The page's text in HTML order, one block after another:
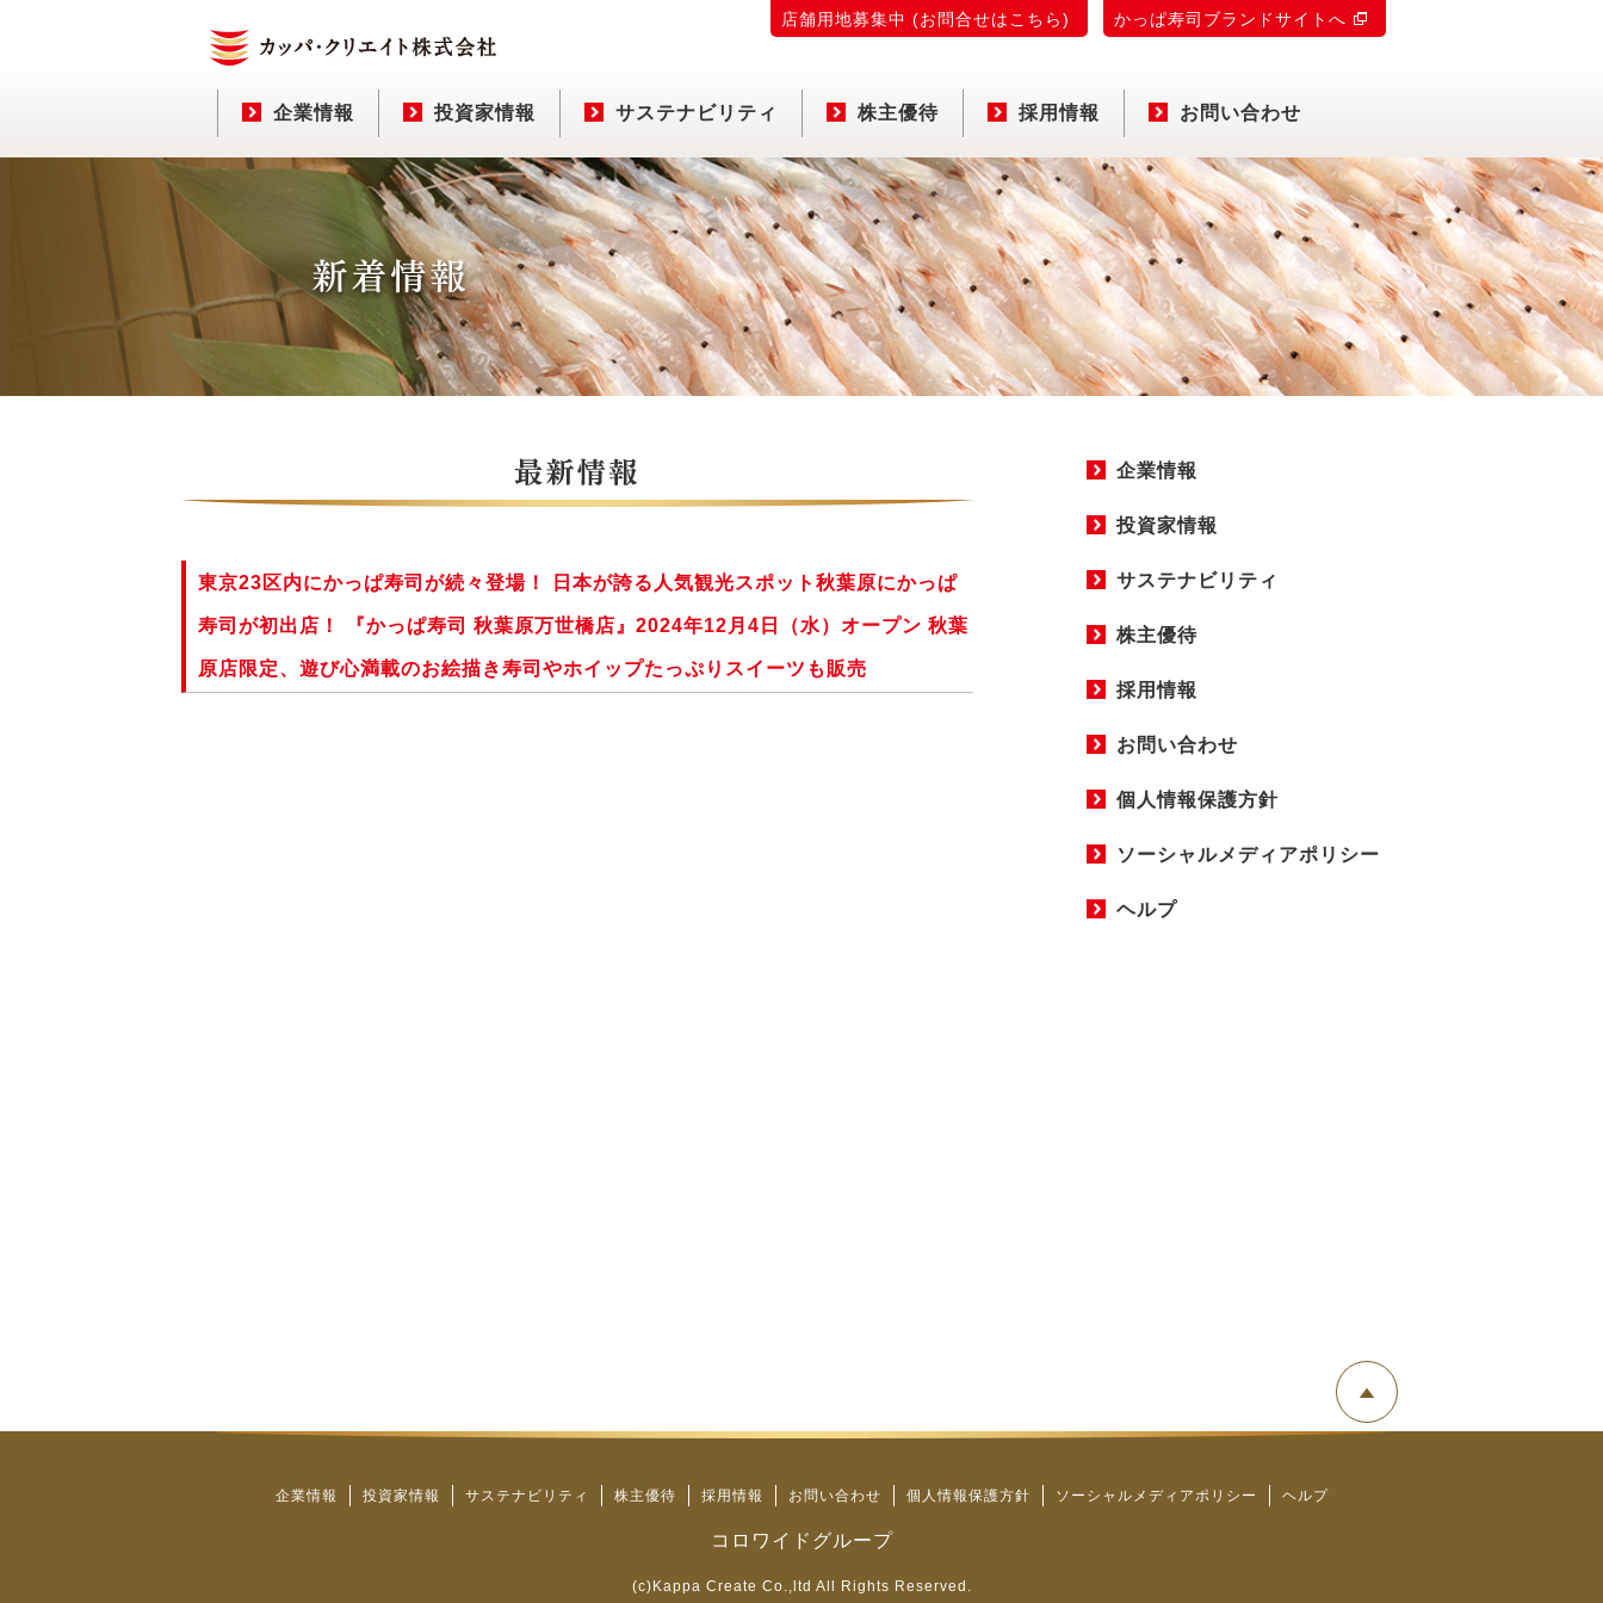
企業情報 投資家情報 サステナビリティ 株主優待 採用情報 お問い合わせ
店舗用地募集中 (お問合せはこちら) かっぱ寿司ブランドサイトへ
東京23区内にかっぱ寿司が続々登場！ 日本が誇る人気観光スポット秋葉原にかっぱ
寿司が初出店！ 『かっぱ寿司 秋葉原万世橋店』2024年12月4日（水）オープン 秋葉
原店限定、遊び心満載のお絵描き寿司やホイップたっぷりスイーツも販売
企業情報
投資家情報
サステナビリティ
株主優待
採用情報
お問い合わせ
個人情報保護方針
ソーシャルメディアポリシー
ヘルプ
企業情報 投資家情報 サステナビリティ 株主優待 採用情報 お問い合わせ 個人情報保護方針 ソーシャルメディアポリシー ヘルプ
コロワイドグループ
(c)Kappa Create Co.,ltd All Rights Reserved.